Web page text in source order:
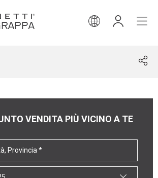
INGLESE
VENDITA PIÙ VICINO A TE